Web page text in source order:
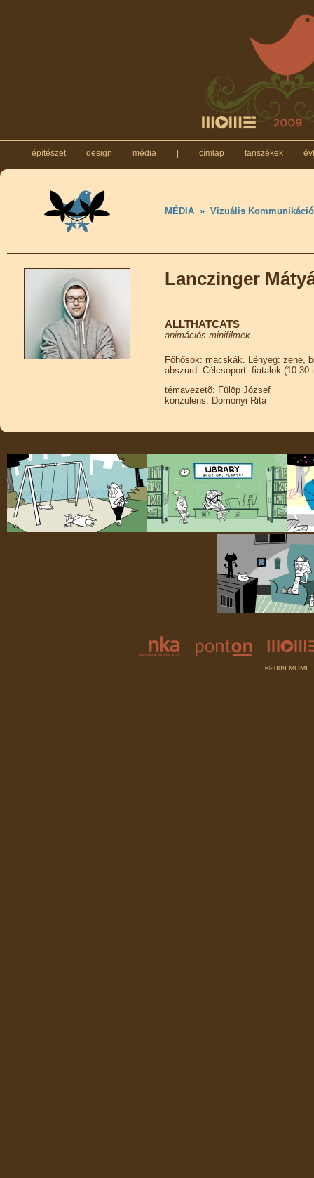
építészet design média címlap tanszékek
MÉDIA » Vizuális
Lanczinger
ALLTHATCATS
animációs minifilmek
Főhősök: macskák. Lényeg: zene,
abszurd. Célcsoport: fiatalok (10-
témavezetõ: Fülöp József
konzulens: Domonyi Rita
©2009 MOME